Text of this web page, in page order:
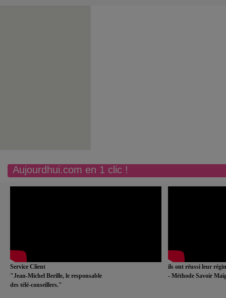
Aujourdhui.com en 1 clic !
Service Client
"Jean-Michel Berille, le responsable
des télé-conseillers."
ils ont réussi leur
- Méthode Savoir